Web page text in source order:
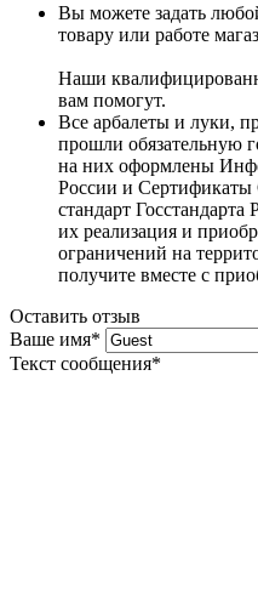
Вы можете задать
товару или работе
Наши
вам помогут.
Все арбалеты и луки,
прошли обязательную
на них оформлены
России и
стандарт
их реализация и
ограничений на
получите вместе с
Оставить отзыв
Ваше имя*
Текст сообщения*